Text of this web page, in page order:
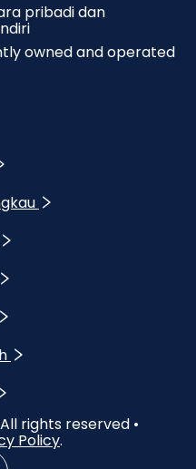
pribadi dan
owned and operated
All rights reserved •
Policy.